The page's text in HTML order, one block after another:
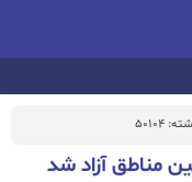
50104
مناطق آزاد شد